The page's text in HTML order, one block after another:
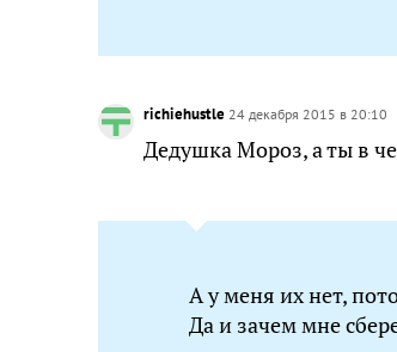
richiehustle 24 декабря 2015 в 20:10
Дедушка Мороз, а ты в
А у меня их нет,
Да и зачем мне